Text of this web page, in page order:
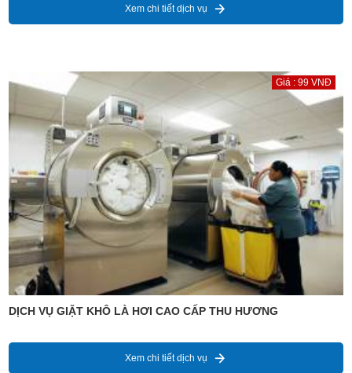
Xem chi tiết dịch vụ
Giá : 99 VNĐ
DỊCH VỤ GIẶT KHÔ LÀ HƠI CAO CẤP THU HƯƠNG
Xem chi tiết dịch vụ